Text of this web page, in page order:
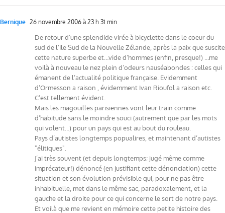
Bernique 26 novembre 2006 à 23 h 31 min
De retour d’une splendide virée à bicyclette dans le coeur du
sud de l’Ile Sud de la Nouvelle Zélande, après la paix que suscite
cette nature superbe et…vide d’hommes (enfin, presque!) …me
voilà à nouveau le nez plein d’odeurs nauséabondes : celles qui
émanent de l’actualité politique française. Evidemment
d’Ormesson a raison , évidemment Ivan Rioufol a raison etc.
C’est tellement évident.
Mais les magouilles parisiennes vont leur train comme
d’habitude sans le moindre souci (autrement que par les mots
qui volent…) pour un pays qui est au bout du rouleau.
Pays d’autistes longtemps popualires, et maintenant d’autistes
"élitiques".
J’ai très souvent (et depuis longtemps; jugé même comme
imprécateur!) dénoncé (en justifiant cette dénonciation) cette
situation et son évolution prévisible qui, pour ne pas être
inhabituelle, met dans le même sac, paradoxalement, et la
gauche et la droite pour ce qui concerne le sort de notre pays.
Et voilà que me revient en mémoire cette petite histoire des